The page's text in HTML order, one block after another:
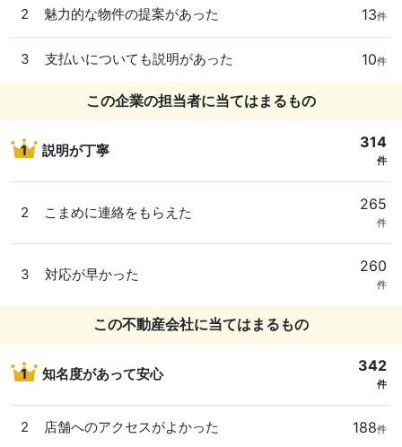
2 魅力的な物件の提案があった 13件
3 支払いについても説明があった 10件
この企業の担当者に当てはまるもの
1 説明が丁寧 314
件
2 こまめに連絡をもらえた 265
件
3 対応が早かった 260
件
この不動産会社に当てはまるもの
1 知名度があって安心 342
件
2 店舗へのアクセスがよかった 188件